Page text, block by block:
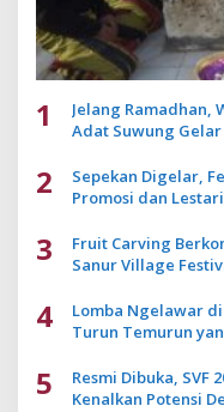
1
Jelang Ramadhan,
Adat Suwung
2
Sepekan Digelar,
Promosi dan
3
Fruit Carving
Sanur Village
4
Lomba Ngelawar di
Turun Temurun
5
Resmi Dibuka, SVF
Kenalkan Potensi